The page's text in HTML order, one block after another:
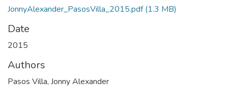
JonnyAlexander_PasosVilla_2015.pdf(1.3 MB)
Date
2015
Authors
Pasos Villa, Jonny Alexander